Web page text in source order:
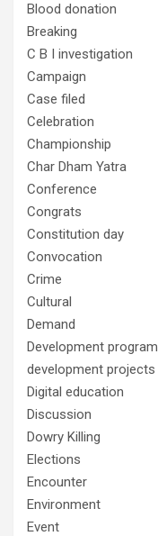
Blood donation
Breaking
C B I investigation
Campaign
Case filed
Celebration
Championship
Char Dham Yatra
Conference
Congrats
Constitution day
Convocation
Crime
Cultural
Demand
Development program
development projects
Digital education
Discussion
Dowry Killing
Elections
Encounter
Environment
Event